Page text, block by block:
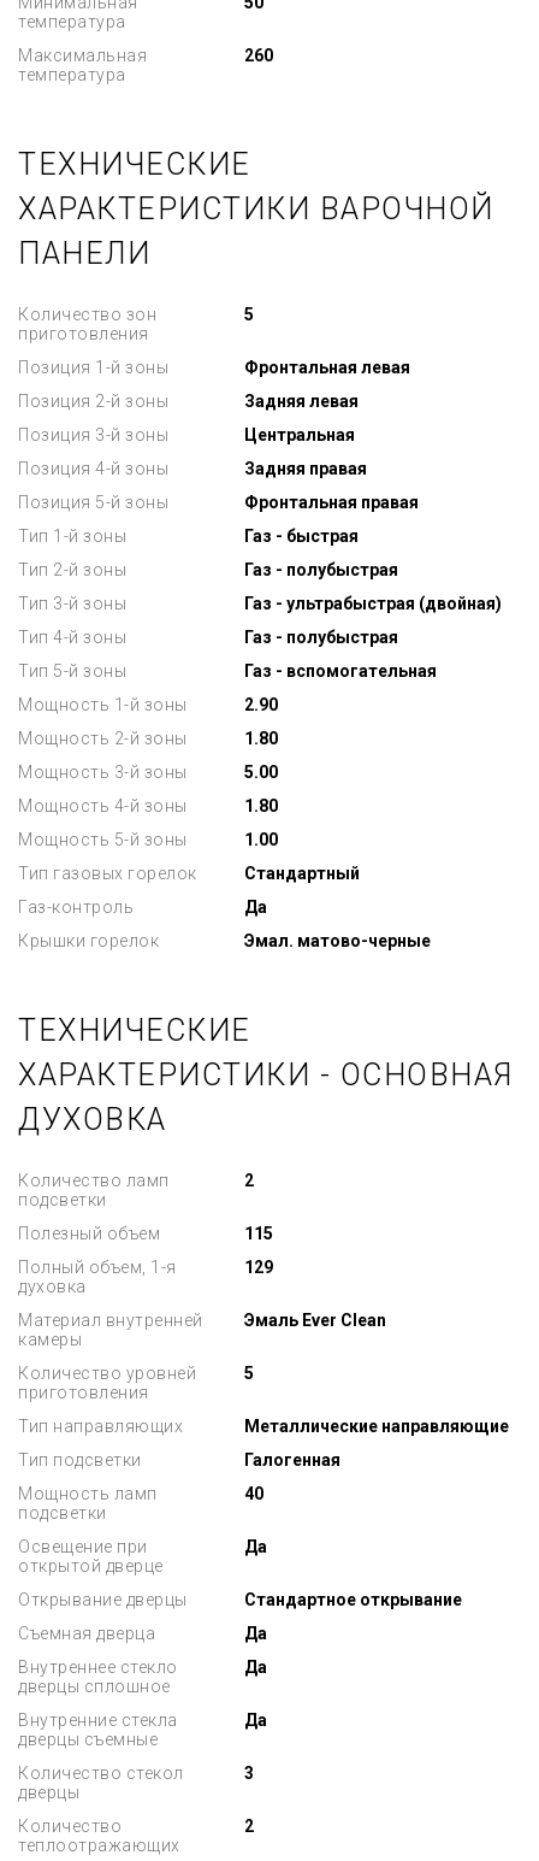
температура
Максимальная
температура
260
ТЕХНИЧЕСКИЕ
ХАРАКТЕРИСТИКИ ВАРОЧНОЙ
ПАНЕЛИ
Количество зон
приготовления
5
Позиция 1-й зоны
Фронтальная левая
Позиция 2-й зоны
Задняя левая
Позиция 3-й зоны
Центральная
Позиция 4-й зоны
Задняя правая
Позиция 5-й зоны
Фронтальная правая
Тип 1-й зоны
Газ - быстрая
Тип 2-й зоны
Газ - полубыстрая
Тип 3-й зоны
Газ - ультрабыстрая (двойная)
Тип 4-й зоны
Газ - полубыстрая
Тип 5-й зоны
Газ - вспомогательная
Мощность 1-й зоны
2.90
Мощность 2-й зоны
1.80
Мощность 3-й зоны
5.00
Мощность 4-й зоны
1.80
Мощность 5-й зоны
1.00
Тип газовых горелок
Стандартный
Газ-контроль
Да
Крышки горелок
Эмал. матово-черные
ТЕХНИЧЕСКИЕ
ХАРАКТЕРИСТИКИ - ОСНОВНАЯ
ДУХОВКА
Количество ламп
подсветки
2
Полезный объем
115
Полный объем, 1-я
духовка
129
Материал внутренней
камеры
Эмаль Ever Clean
Количество уровней
приготовления
5
Тип направляющих
Металлические направляющие
Тип подсветки
Галогенная
Мощность ламп
подсветки
40
Освещение при
открытой дверце
Да
Открывание дверцы
Стандартное открывание
Съемная дверца
Да
Внутреннее стекло
дверцы сплошное
Да
Внутренние стекла
дверцы съемные
Да
Количество стекол
дверцы
3
Количество
теплоотражающих
2